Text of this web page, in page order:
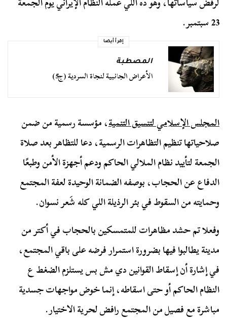
23 سبتمبر.
إقرأ أيضا
المصطبة
الأعراض الجانبية لنجاة السردية (ج5)
المجلس الإسلامي لتنسيق التنمية، مؤسسة رسمية من ضمن
صلاحياتها تنظيم التظاهرات الرسمية، دعا للتظاهر بعد صلاة
الجمعة لتأييد نظام الملالي الحاكم ودعم أجهزة الأمن وطبعًا
الدفاع عن الحجاب، بوصفه الضمانة الوحيدة لعفة المجتمع
وحمايته من السقوط في بئر الرذيلة اللي كله شَعر نسوان.
وفعلا تم حشد مظاهرات للمتمسكين بالحجاب في أكتر من
مدينة يطالبوا فيها بضرورة استمرار فرضه على باقي المجتمع،
في إشارة أن إسقاط القوانين دي مش بس يستلزم الضغط ع
النظام الحاكم أو حتى اسقاطه، إنما خوض مواجهات جسدية
مباشرة مع فصيل من المجتمع رافض لحرية الاختيار.